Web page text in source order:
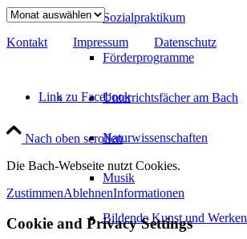
Sozialpraktikum
Förderprogramme
Unterrichtsfächer am Bach
Naturwissenschaften
Musik
Bildende Kunst und Werken
Archiv
Kontakt Impressum Datenschutz
Link zu Facebook
Nach oben scrollen
Die Bach-Webseite nutzt Cookies.
ZustimmenAblehnenInformationen
Cookie and Privacy Settings